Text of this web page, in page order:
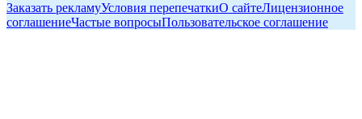
Заказать рекламуУсловия перепечаткиО сайтеЛицензионное
соглашениеЧастые вопросыПользовательское соглашение